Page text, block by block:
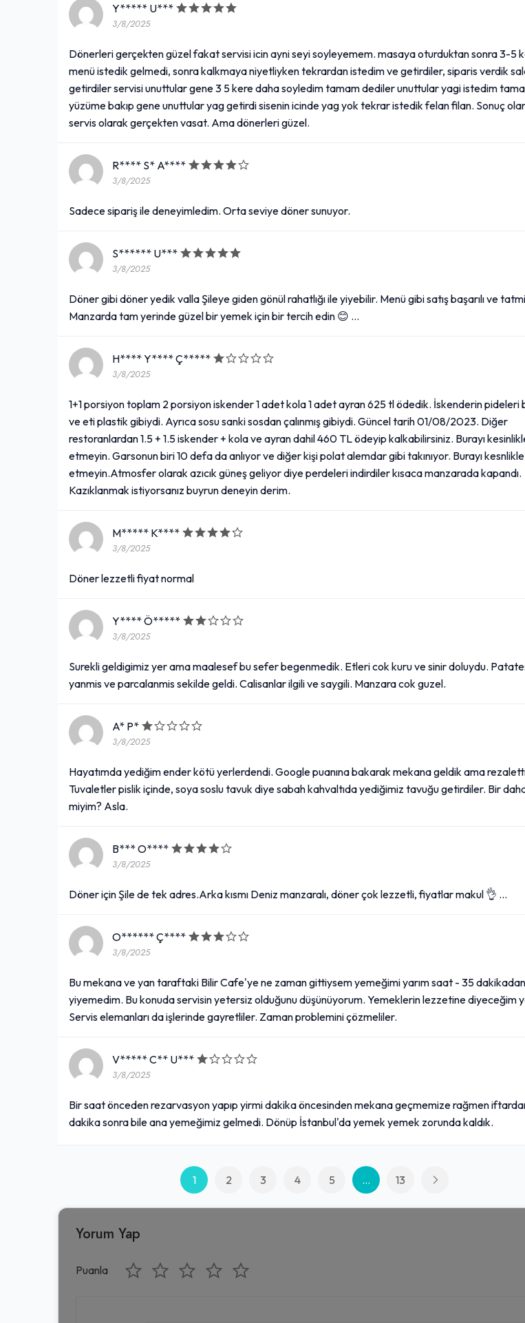
Y***** U***
3/8/2025
Dönerleri gerçekten güzel fakat servisi icin ayni seyi soyleyemem. masaya oturduktan sonra 3-5
menü istedik gelmedi, sonra kalkmaya niyetliyken tekrardan istedim ve getirdiler, siparis verdik
getirdiler servisi unuttular gene 3 5 kere daha soyledim tamam dediler unuttular yagi istedim
yüzüme bakıp gene unuttular yag getirdi sisenin icinde yag yok tekrar istedik felan filan. Sonuç
servis olarak gerçekten vasat. Ama dönerleri güzel.
R**** S* A****
3/8/2025
Sadece sipariş ile deneyimledim. Orta seviye döner sunuyor.
S****** U***
3/8/2025
Döner gibi döner yedik valla Şileye giden gönül rahatlığı ile yiyebilir. Menü gibi satış başarılı ve
Manzarda tam yerinde güzel bir yemek için bir tercih edin 😊 …
H**** Y**** Ç*****
3/8/2025
1+1 porsiyon toplam 2 porsiyon iskender 1 adet kola 1 adet ayran 625 tl ödedik. İskenderin pideleri
ve eti plastik gibiydi. Ayrıca sosu sanki sosdan çalınmış gibiydi. Güncel tarih 01/08/2023. Diğer
restoranlardan 1.5 + 1.5 iskender + kola ve ayran dahil 460 TL ödeyip kalkabilirsiniz. Burayı
etmeyin. Garsonun biri 10 defa da anlıyor ve diğer kişi polat alemdar gibi takınıyor. Burayı
etmeyin.Atmosfer olarak azıcık güneş geliyor diye perdeleri indirdiler kısaca manzarada kapandı.
Kazıklanmak istiyorsanız buyrun deneyin derim.
M***** K****
3/8/2025
Döner lezzetli fiyat normal
Y**** Ö*****
3/8/2025
Surekli geldigimiz yer ama maalesef bu sefer begenmedik. Etleri cok kuru ve sinir doluydu.
yanmis ve parcalanmis sekilde geldi. Calisanlar ilgili ve saygili. Manzara cok guzel.
A* P*
3/8/2025
Hayatımda yediğim ender kötü yerlerdendi. Google puanına bakarak mekana geldik ama
Tuvaletler pislik içinde, soya soslu tavuk diye sabah kahvaltıda yediğimiz tavuğu getirdiler. Bir
miyim? Asla.
B*** O****
3/8/2025
Döner için Şile de tek adres.Arka kısmı Deniz manzaralı, döner çok lezzetli, fiyatlar makul 👌 …
O****** Ç****
3/8/2025
Bu mekana ve yan taraftaki Bilir Cafe'ye ne zaman gittiysem yemeğimi yarım saat - 35
yiyemedim. Bu konuda servisin yetersiz olduğunu düşünüyorum. Yemeklerin lezzetine diyeceğim
Servis elemanları da işlerinde gayretliler. Zaman problemini çözmeliler.
V***** C** U***
3/8/2025
Bir saat önceden rezarvasyon yapıp yirmi dakika öncesinden mekana geçmemize rağmen
dakika sonra bile ana yemeğimiz gelmedi. Dönüp İstanbul'da yemek yemek zorunda kaldık.
1 2 3 4 5 ... 13
Yorum Yap
Puanla